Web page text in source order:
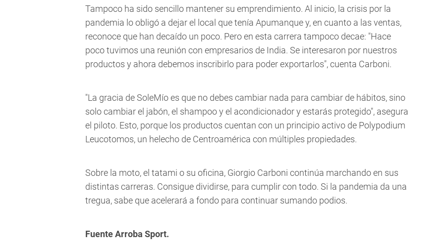
Tampoco ha sido sencillo mantener su emprendimiento. Al inicio, la crisis por la
pandemia lo obligó a dejar el local que tenía Apumanque y, en cuanto a las ventas,
reconoce que han decaído un poco. Pero en esta carrera tampoco decae: "Hace
poco tuvimos una reunión con empresarios de India. Se interesaron por nuestros
productos y ahora debemos inscribirlo para poder exportarlos", cuenta Carboni.
"La gracia de SoleMío es que no debes cambiar nada para cambiar de hábitos, sino
solo cambiar el jabón, el shampoo y el acondicionador y estarás protegido", asegura
el piloto. Esto, porque los productos cuentan con un principio activo de Polypodium
Leucotomos, un helecho de Centroamérica con múltiples propiedades.
Sobre la moto, el tatami o su oficina, Giorgio Carboni continúa marchando en sus
distintas carreras. Consigue dividirse, para cumplir con todo. Si la pandemia da una
tregua, sabe que acelerará a fondo para continuar sumando podios.
Fuente Arroba Sport.